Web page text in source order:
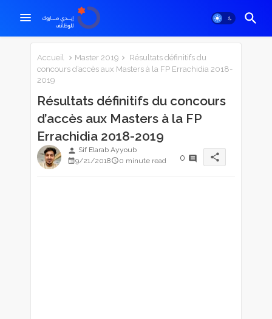
Accueil Master 2019
Résultats définitifs du
concours d’accès aux Masters à la FP Errachidia 2018-
2019
Résultats définitifs du concours
d’accès aux Masters à la FP
Errachidia 2018-2019
person Sif Elarab Ayyoub
9/21/2018
0 minute read 0 share